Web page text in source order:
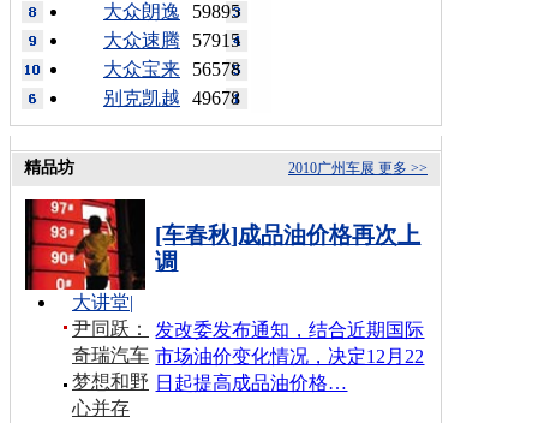
59895
大众朗逸
57915
大众速腾
56578
大众宝来
49678
别克凯越
更多 >>
2010广州车展
精品坊
[车春秋]成品油价格再次上
调
发改委发布通知，结合近期国际
市场油价变化情况，决定12月22
日起提高成品油价格…
大讲堂|
尹同跃：
奇瑞汽车
梦想和野
心并存